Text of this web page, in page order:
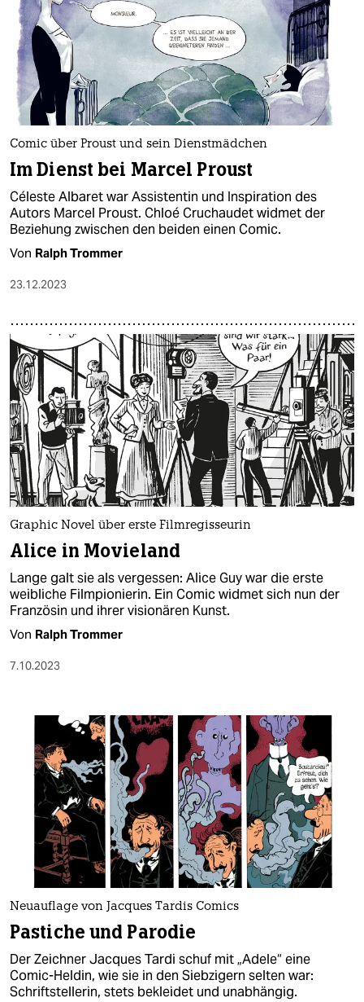
Comic über Proust und sein Dienstmädchen
Im Dienst bei Marcel Proust
Céleste Albaret war Assistentin und Inspiration des
Autors Marcel Proust. Chloé Cruchaudet widmet der
Beziehung zwischen den beiden einen Comic.
Von Ralph Trommer
23.12.2023
Graphic Novel über erste Filmregisseurin
Alice in Movieland
Lange galt sie als vergessen: Alice Guy war die erste
weibliche Filmpionierin. Ein Comic widmet sich nun der
Französin und ihrer visionären Kunst.
Von Ralph Trommer
7.10.2023
Neuauflage von Jacques Tardis Comics
Pastiche und Parodie
Der Zeichner Jacques Tardi schuf mit „Adele“ eine
Comic-Heldin, wie sie in den Siebzigern selten war:
Schriftstellerin, stets bekleidet und unabhängig.